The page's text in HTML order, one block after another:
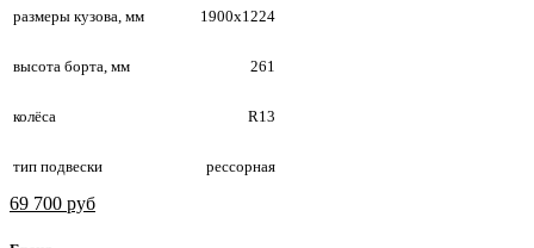
размеры кузова, мм 1900х1224
высота борта, мм 261
колёса R13
тип подвески рессорная
69 700 руб